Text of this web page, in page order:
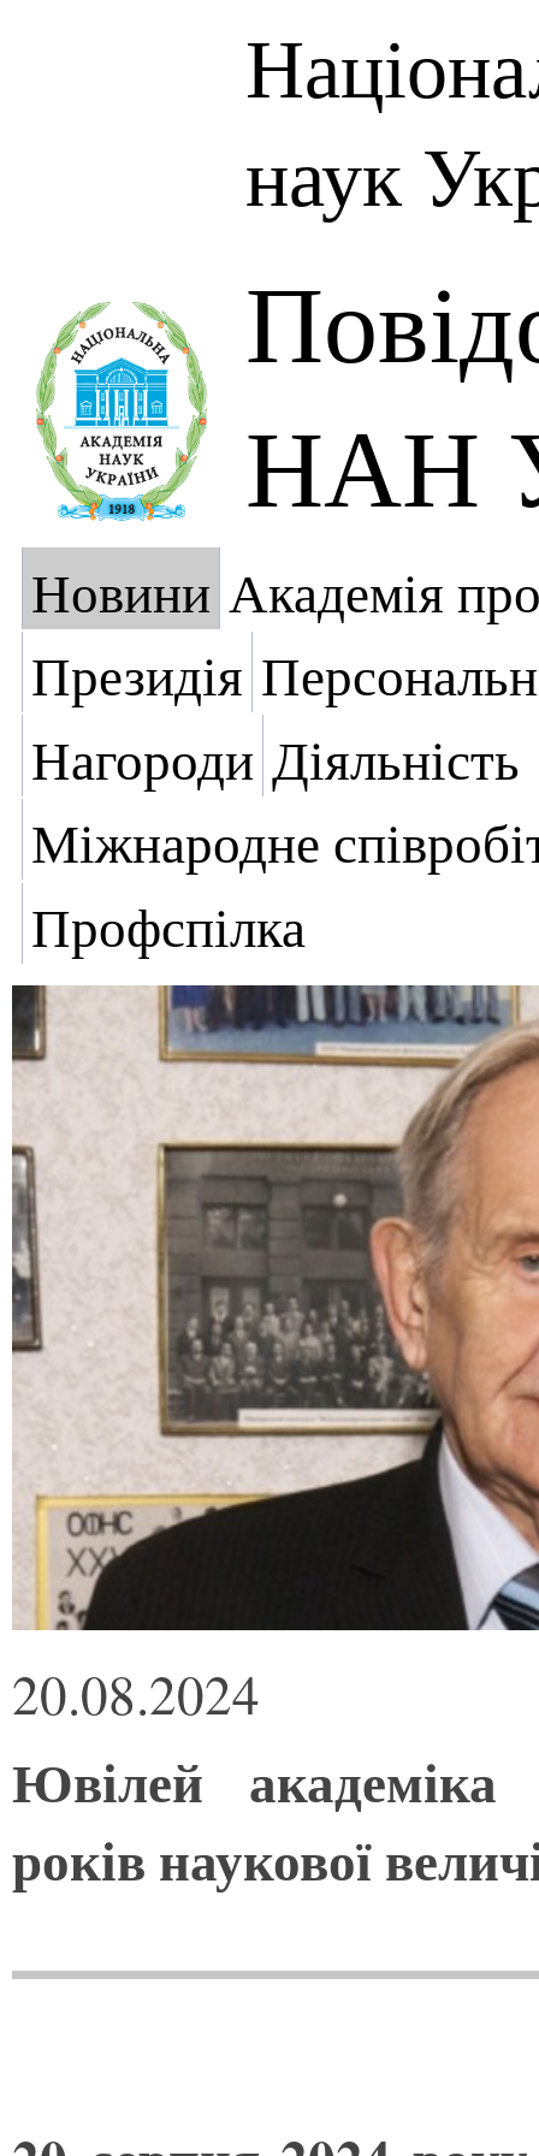
наук
НАН
Новини Академія
Президія
Нагороди Діяльність
Міжнародне
Профспілка
20.08.2024
Ювілей
років наукової